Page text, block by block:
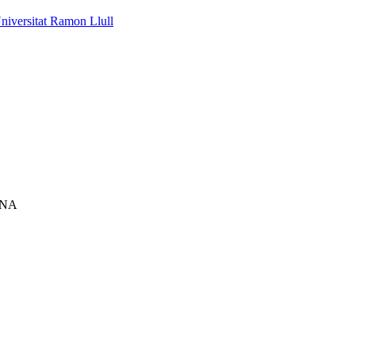
Ramon Llull